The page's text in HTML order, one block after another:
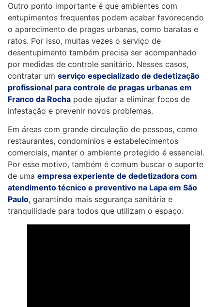
Outro ponto importante é que ambientes com
entupimentos frequentes podem acabar favorecendo
o aparecimento de pragas urbanas, como baratas e
ratos. Por isso, muitas vezes o serviço de
desentupimento também precisa ser acompanhado
por medidas de controle sanitário. Nesses casos,
contratar um serviço especializado de dedetização
profissional para controle de pragas urbanas em
Franco da Rocha pode ajudar a eliminar focos de
infestação e prevenir novos problemas.
Em áreas com grande circulação de pessoas, como
restaurantes, condomínios e estabelecimentos
comerciais, manter o ambiente protegido é essencial.
Por esse motivo, também é comum buscar o suporte
de uma empresa experiente de dedetizadora com
atendimento técnico e preventivo na Lapa em São
Paulo, garantindo mais segurança sanitária e
tranquilidade para todos que utilizam o espaço.